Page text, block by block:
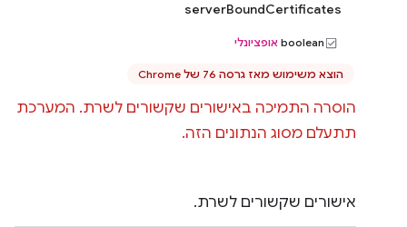
serverBoundCertificates
‫boolean אופציונלי
הוצא משימוש מאז גרסה 76 של Chrome
הוסרה התמיכה באישורים שקשורים לשרת. המערכת
תתעלם מסוג הנתונים הזה.
אישורים שקשורים לשרת.